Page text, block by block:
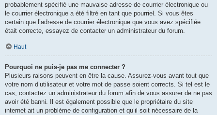
probablement spécifié une mauvaise adresse de courrier électronique ou
le courrier électronique a été filtré en tant que pourriel. Si vous êtes
certain que l’adresse de courrier électronique que vous avez spécifiée
était correcte, essayez de contacter un administrateur du forum.
Haut
Pourquoi ne puis-je pas me connecter ?
Plusieurs raisons peuvent en être la cause. Assurez-vous avant tout que
votre nom d’utilisateur et votre mot de passe soient corrects. Si tel est le
cas, contactez un administrateur du forum afin de vous assurer de ne pas
avoir été banni. Il est également possible que le propriétaire du site
internet ait un problème de configuration et qu’il soit nécessaire de la